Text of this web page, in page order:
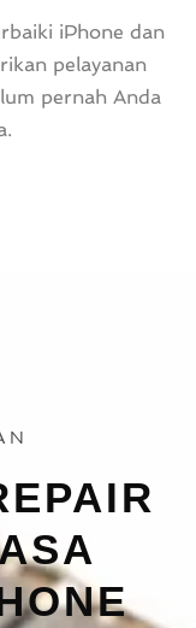
iPhone dan
pelayanan
pernah Anda